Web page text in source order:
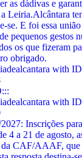
with ID
with ID